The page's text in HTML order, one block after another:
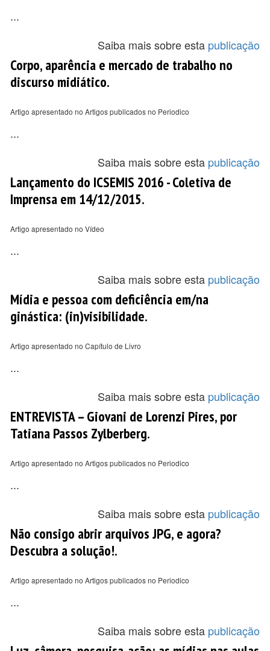
...
Saiba mais sobre esta publicação
Corpo, aparência e mercado de trabalho no
discurso midiático.
Artigo apresentado no Artigos publicados no Periodico
...
Saiba mais sobre esta publicação
Lançamento do ICSEMIS 2016 - Coletiva de
Imprensa em 14/12/2015.
Artigo apresentado no Vídeo
...
Saiba mais sobre esta publicação
Mídia e pessoa com deficiência em/na
ginástica: (in)visibilidade.
Artigo apresentado no Capítulo de Livro
...
Saiba mais sobre esta publicação
ENTREVISTA – Giovani de Lorenzi Pires, por
Tatiana Passos Zylberberg.
Artigo apresentado no Artigos publicados no Periodico
...
Saiba mais sobre esta publicação
Não consigo abrir arquivos JPG, e agora?
Descubra a solução!.
Artigo apresentado no Artigos publicados no Periodico
...
Saiba mais sobre esta publicação